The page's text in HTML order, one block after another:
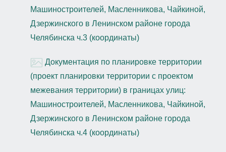
Машиностроителей, Масленникова, Чайкиной,
Дзержинского в Ленинском районе города
Челябинска ч.3 (координаты)
Документация по планировке территории
(проект планировки территории с проектом
межевания территории) в границах улиц:
Машиностроителей, Масленникова, Чайкиной,
Дзержинского в Ленинском районе города
Челябинска ч.4 (координаты)